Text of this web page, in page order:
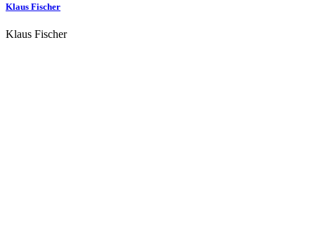
Klaus Fischer
Klaus Fischer